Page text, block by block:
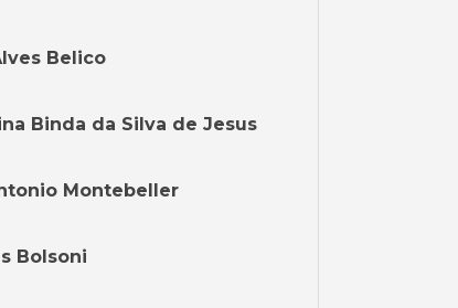
Belico
Binda da Silva de Jesus
Montebeller
Bolsoni